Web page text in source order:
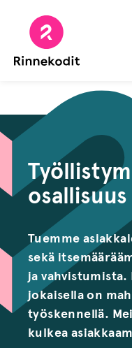
sisältöön
osallisuus
Tuemme
sekä
ja
jokaisella on
työskennellä.
kulkea